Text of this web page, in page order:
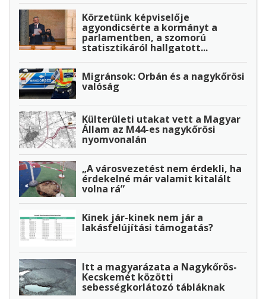
Körzetünk képviselője
agyondicsérte a kormányt a
parlamentben, a szomorú
statisztikáról hallgatott...
Migránsok: Orbán és a nagykőrösi
valóság
Külterületi utakat vett a Magyar
Állam az M44-es nagykőrösi
nyomvonalán
„A városvezetést nem érdekli, ha
érdekelné már valamit kitalált
volna rá”
Kinek jár-kinek nem jár a
lakásfelújítási támogatás?
Itt a magyarázata a Nagykőrös-
Kecskemét közötti
sebességkorlátozó tábláknak